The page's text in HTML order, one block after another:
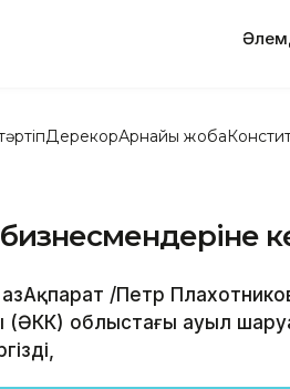
ДерекқорАрнайы жоба
/Петр
(ӘКК) облыстағы ауыл